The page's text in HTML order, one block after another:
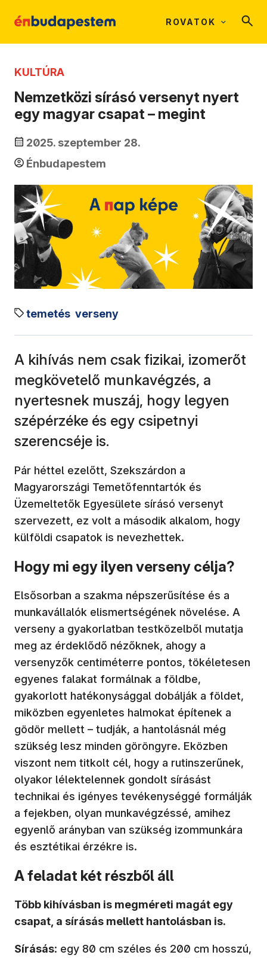
ROVATOK
KULTÚRA
Nemzetközi sírásó versenyt nyert
egy magyar csapat – megint
2025. szeptember 28.
Énbudapestem
temetés verseny
A kihívás nem csak fizikai, izomerőt
megkövetelő munkavégzés, a
nyertesnek muszáj, hogy legyen
szépérzéke és egy csipetnyi
szerencséje is.
Pár héttel ezelőtt, Szekszárdon a
Magyarországi Temetőfenntartók és
Üzemeltetők Egyesülete sírásó versenyt
szervezett, ez volt a második alkalom, hogy
külföldi csapatok is nevezhettek.
Hogy mi egy ilyen verseny célja?
Elsősorban a szakma népszerűsítése és a
munkavállalók elismertségének növelése. A
verseny a gyakorlatban testközelből mutatja
meg az érdeklődő nézőknek, ahogy a
versenyzők centiméterre pontos, tökéletesen
egyenes falakat formálnak a földbe,
gyakorlott hatékonysággal dobálják a földet,
miközben egyenletes halmokat építenek a
gödör mellett – tudják, a hantolásnál még
szükség lesz minden göröngyre. Eközben
viszont nem titkolt cél, hogy a rutinszerűnek,
olyakor lélektelennek gondolt sírásást
technikai és igényes tevékenységgé formálják
a fejekben, olyan munkavégzéssé, amihez
egyenlő arányban van szükség izommunkára
és esztétikai érzékre is.
A feladat két részből áll
Több kihívásban is megméreti magát egy
csapat, a sírásás mellett hantolásban is.
Sírásás: egy 80 cm széles és 200 cm hosszú,